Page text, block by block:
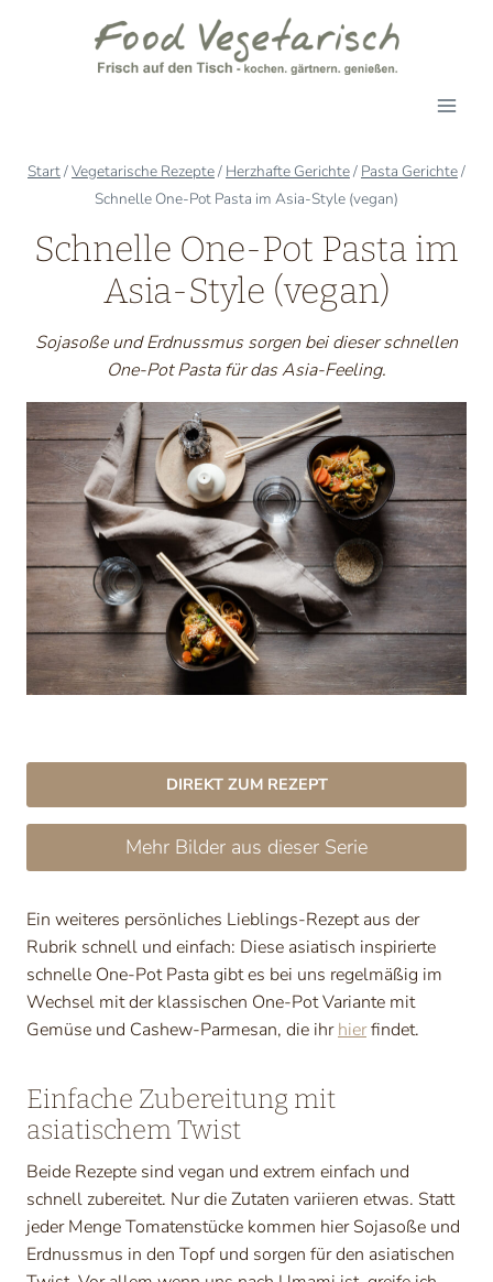
Start/Vegetarische Rezepte/ Herzhafte Gerichte/ Pasta Gerichte/
Schnelle One-Pot Pasta im Asia-Style (vegan)
Schnelle One-Pot Pasta im
Asia-Style (vegan)
Sojasoße und Erdnussmus sorgen bei dieser schnellen
One-Pot Pasta für das Asia-Feeling.
DIREKT ZUM REZEPT
Mehr Bilder aus dieser Serie
Ein weiteres persönliches Lieblings-Rezept aus der
Rubrik schnell und einfach: Diese asiatisch inspirierte
schnelle One-Pot Pasta gibt es bei uns regelmäßig im
Wechsel mit der klassischen One-Pot Variante mit
Gemüse und Cashew-Parmesan, die ihrhierfindet.
Einfache Zubereitung mit
asiatischem Twist
Beide Rezepte sind vegan und extrem einfach und
schnell zubereitet. Nur die Zutaten variieren etwas. Statt
jeder Menge Tomatenstücke kommen hier Sojasoße und
Erdnussmus in den Topf und sorgen für den asiatischen